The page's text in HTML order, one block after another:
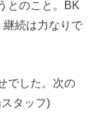
とのこと。BK
継続は力なりで
でした。次の
タッフ)